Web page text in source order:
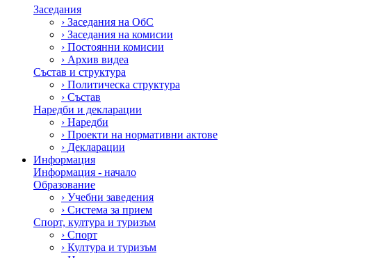
Заседания
› Заседания на ОбС
› Заседания на комисии
› Постоянни комисии
› Архив видеа
Състав и структура
› Политическа структура
› Състав
Наредби и декларации
› Наредби
› Проекти на нормативни актове
› Декларации
Информация
Информация - начало
Образование
› Учебни заведения
› Система за прием
Спорт, култура и туризъм
› Спорт
› Култура и туризъм